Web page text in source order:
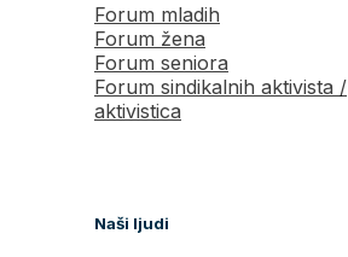
Forum mladih
Forum žena
Forum seniora
Forum sindikalnih aktivista /
aktivistica
Naši ljudi